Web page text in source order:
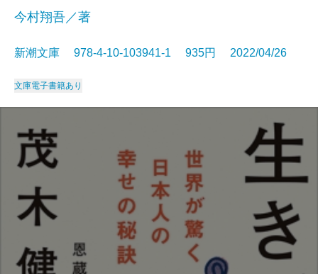
今村翔吾／著
新潮文庫 978-4-10-103941-1 935円 2022/04/26
文庫電子書籍あり